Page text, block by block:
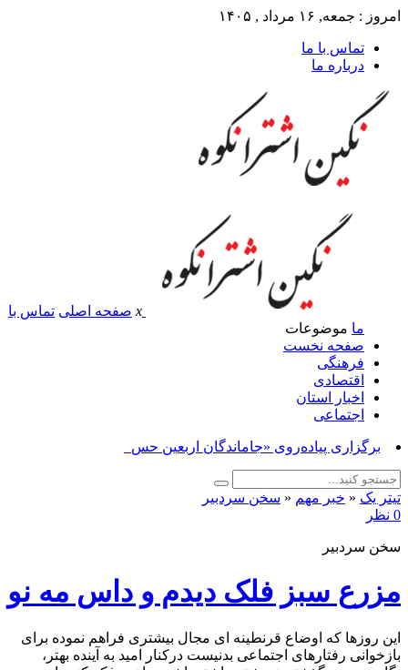
امروز : جمعه, ۱۶ مرداد , ۱۴۰۵
تماس با ما
درباره ما
x صفحه اصلی تماس با
ما موضوعات
صفحه نخست
فرهنگی
اقتصادی
اخبار استان
اجتماعی
برگزاری پیاده‌روی «جاماندگان اربعین حسینی» _
تیتر یک « خبر مهم « سخن سردبیر
0 نظر
سخن سردبیر
مزرع سبز فلک دیدم و داس مه نو
این روزها که اوضاع قرنطینه ای مجال بیشتری فراهم نموده برای
بازخوانی رفتارهای اجتماعی بدنیست ‌درکنار امید به آینده بهتر،